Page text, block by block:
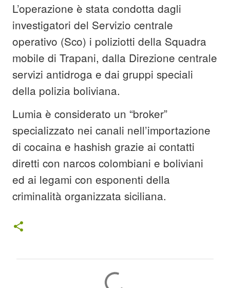
L’operazione è stata condotta dagli
investigatori del Servizio centrale
operativo (Sco) i poliziotti della Squadra
mobile di Trapani, dalla Direzione centrale
servizi antidroga e dai gruppi speciali
della polizia boliviana.
Lumia è considerato un “broker”
specializzato nei canali nell’importazione
di cocaina e hashish grazie ai contatti
diretti con narcos colombiani e boliviani
ed ai legami con esponenti della
criminalità organizzata siciliana.